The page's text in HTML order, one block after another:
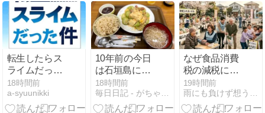
転生したらス
ライムだった
件 コリウスの
夢
18時間前
a-syuunikki
10年前の今日
は石垣島に星
空を見に行っ
た
18時間前
なぜ食品消費
税の減税に反
対するのか？
（一般財源問
題、インボイ
19時間前